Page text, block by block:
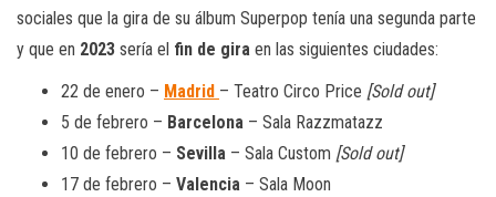
sociales que la gira de su álbum Superpop tenía una segunda parte
y que en 2023 sería el fin de gira en las siguientes ciudades:
22 de enero – Madrid – Teatro Circo Price [Sold out]
5 de febrero – Barcelona – Sala Razzmatazz
10 de febrero – Sevilla – Sala Custom [Sold out]
17 de febrero – Valencia – Sala Moon